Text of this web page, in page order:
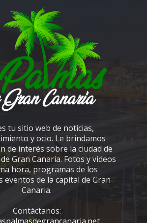
tu sitio web de noticias,
y ocio. Le brindamos
de interés sobre la ciudad de
Gran Canaria. Fotos y videos
hora, programas de los
eventos de la capital de Gran
Canaria.
Contáctanos: